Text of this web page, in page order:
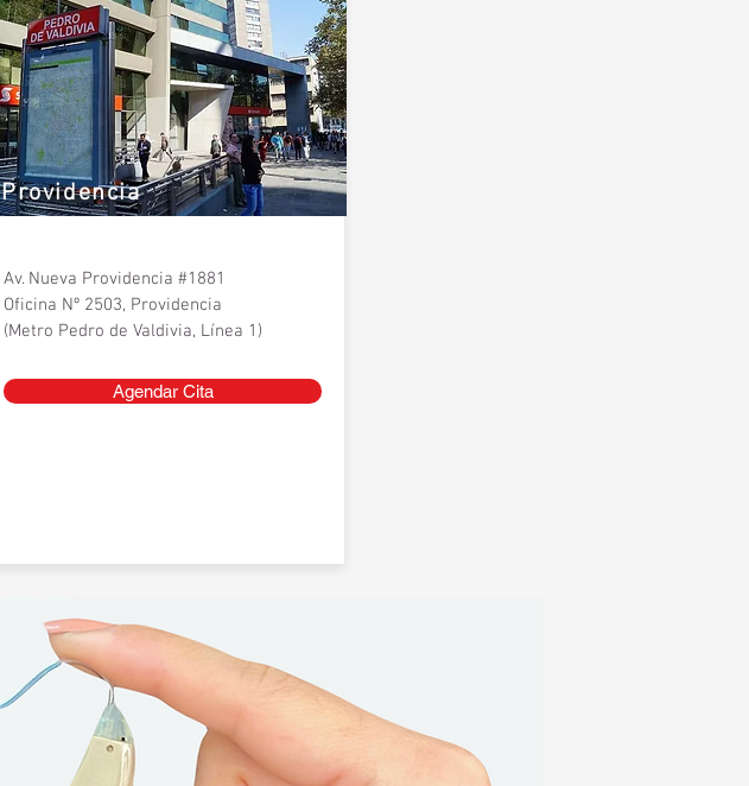
Providencia
Av. Nueva Providencia #1881
Oficina Nº 2503, Providencia
(Metro Pedro de Valdivia, Línea 1)
Agendar Cita